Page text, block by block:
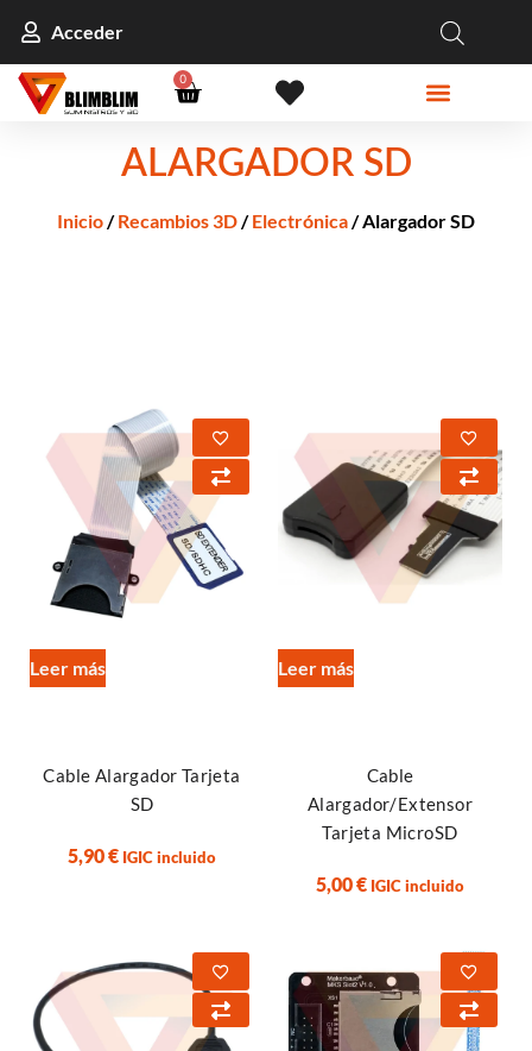
Acceder
0
ALARGADOR SD
Inicio/Recambios 3D/Electrónica/ Alargador SD
Leer más
Cable Alargador Tarjeta
SD
5,90€ IGIC incluido
Leer más
Cable
Alargador/Extensor
Tarjeta MicroSD
5,00€ IGIC incluido